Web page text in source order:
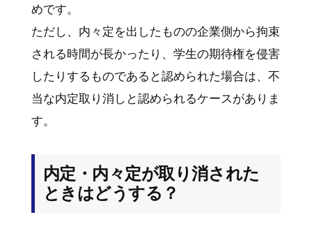
めです。
ただし、内々定を出したものの企業側から拘束
される時間が長かったり、学生の期待権を侵害
したりするものであると認められた場合は、不
当な内定取り消しと認められるケースがありま
す。
内定・内々定が取り消された
ときはどうする？